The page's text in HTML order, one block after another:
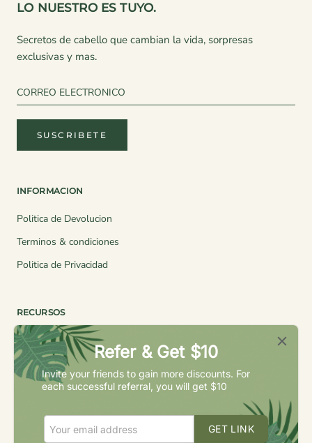
LO NUESTRO ES TUYO.
Secretos de cabello que cambian la vida, sorpresas
exclusivas y mas.
SUSCRIBETE
INFORMACION
Politica de Devolucion
Terminos & condiciones
Politica de Privacidad
RECURSOS
Quienes Somos
Unete a Nuestro Programa de Socios
Instagram
Refer & Get $10
Invite your friends to gain more discounts. For
each successful referral, you will get $10
GET LINK